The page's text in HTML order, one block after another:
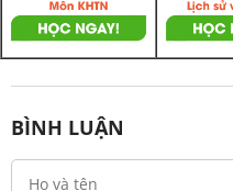
BÌNH LUẬN